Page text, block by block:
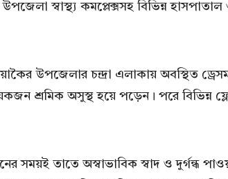
স্বাস্থ্য কমপ্লেক্সসহ বিভিন্ন
উপজেলার চন্দ্রা এলাকায় অবস্থিত
শ্রমিক অসুস্থ হয়ে পড়েন। পরে বিভিন্ন
সময়ই তাতে অস্বাভাবিক স্বাদ ও দুর্গন্ধ